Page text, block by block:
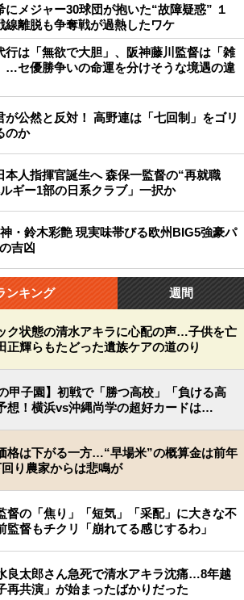
にメジャー30球団が抱いた“故障疑惑” １
線離脱も争奪戦が過熱したワケ
行は「無欲で大胆」、阪神藤川監督は「雑
…セ優勝争いの命運を分けそうな境遇の違
が公然と反対！ 高野連は「七回制」をゴリ
のか
本人指揮官誕生へ 森保一監督の“再就職
ギー1部の日系クラブ」一択か
・鈴木彩艶 現実味帯びる欧州BIG5強豪パ
吉凶
ンキング 週間
ク状態の清水アキラに心配の声…子供を亡
正輝らもたどった遺族ケアの道のり
の甲子園】初戦で「勝つ高校」「負ける高
想！横浜vs沖縄尚学の超好カードは…
格は下がる一方…“早場米”の概算金は前年
り農家からは悲鳴が
督の「焦り」「短気」「采配」に大きな不
督もチクリ「崩れてる感じするわ」
良太郎さん急死で清水アキラ沈痛…8年越
再共演」が始まったばかりだった